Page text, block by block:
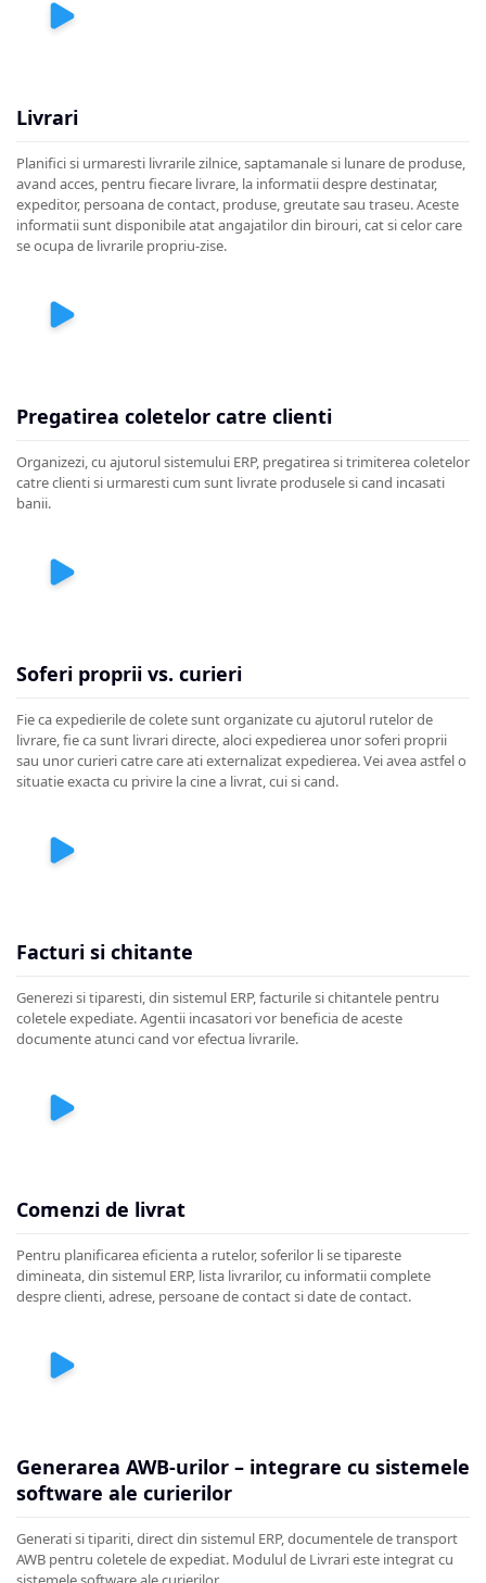
Livrari
Planifici si urmaresti livrarile zilnice, saptamanale si lunare de produse,
avand acces, pentru fiecare livrare, la informatii despre destinatar,
expeditor, persoana de contact, produse, greutate sau traseu. Aceste
informatii sunt disponibile atat angajatilor din birouri, cat si celor care
se ocupa de livrarile propriu-zise.
Pregatirea coletelor catre clienti
Organizezi, cu ajutorul sistemului ERP, pregatirea si trimiterea coletelor
catre clienti si urmaresti cum sunt livrate produsele si cand incasati
banii.
Soferi proprii vs. curieri
Fie ca expedierile de colete sunt organizate cu ajutorul rutelor de
livrare, fie ca sunt livrari directe, aloci expedierea unor soferi proprii
sau unor curieri catre care ati externalizat expedierea. Vei avea astfel o
situatie exacta cu privire la cine a livrat, cui si cand.
Facturi si chitante
Generezi si tiparesti, din sistemul ERP, facturile si chitantele pentru
coletele expediate. Agentii incasatori vor beneficia de aceste
documente atunci cand vor efectua livrarile.
Comenzi de livrat
Pentru planificarea eficienta a rutelor, soferilor li se tipareste
dimineata, din sistemul ERP, lista livrarilor, cu informatii complete
despre clienti, adrese, persoane de contact si date de contact.
Generarea AWB-urilor – integrare cu sistemele
software ale curierilor
Generati si tipariti, direct din sistemul ERP, documentele de transport
AWB pentru coletele de expediat. Modulul de Livrari este integrat cu